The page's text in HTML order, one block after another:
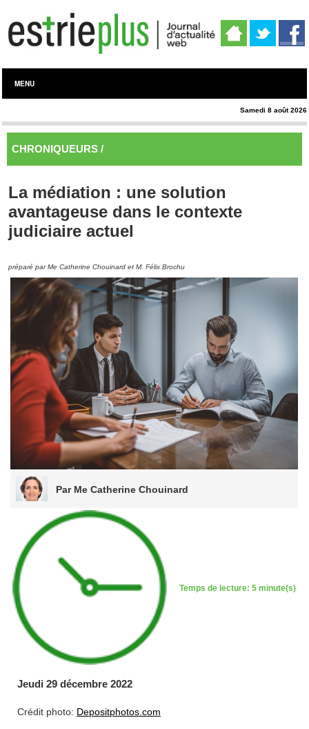
MENU
Samedi 8 août 2026
CHRONIQUEURS /
La médiation : une solution
avantageuse dans le contexte
judiciaire actuel
préparé par Me Catherine Chouinard et M. Félix Brochu
Par Me Catherine Chouinard
Temps de lecture: 5 minute(s)
Jeudi 29 décembre 2022
Crédit photo: Depositphotos.com